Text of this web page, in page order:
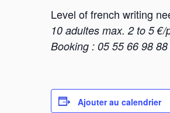
Level of french writing
10 adultes max. 2 to 5
Booking : 05 55 66 98
Ajouter au calendrier